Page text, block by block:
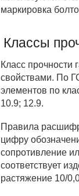
маркировка
Классы
Класс прочности
свойствами. По
элементов по
10.9; 12.9.
Правила
цифру
сопротивление
соответствует
растяжение 10/